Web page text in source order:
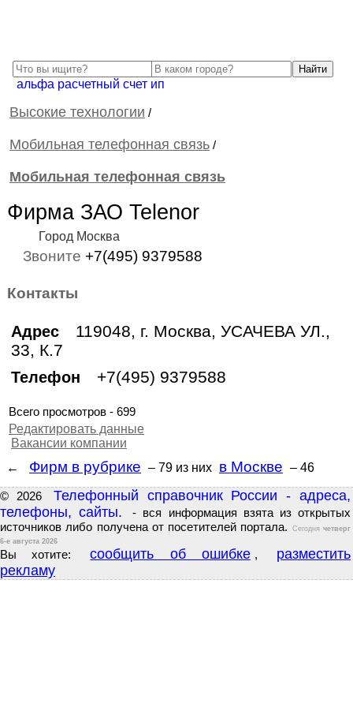
альфа расчетный счет ип
Высокие технологии /
Мобильная телефонная связь /
Мобильная телефонная связь
Фирма ЗАО Telenor
Город Москва
Звоните +7(495) 9379588
Контакты
Адрес
119048, г. Москва, УСАЧЕВА УЛ.,
33, К.7
Телефон +7(495) 9379588
Всего просмотров - 699
Редактировать данные
Вакансии компании
←
Фирм в рубрике – 79 из них в Москве – 46
© 2026
Телефонный справочник России - адреса,
телефоны, сайты.
- вся информация взята из открытых
источников либо получена от посетителей портала.
Сегоднячетверг
6-е августа 2026
Вы хотите: сообщить об ошибке ,
разместить
рекламу